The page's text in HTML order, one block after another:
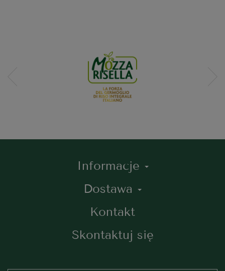
Informacje
Dostawa
Kontakt
Skontaktuj się